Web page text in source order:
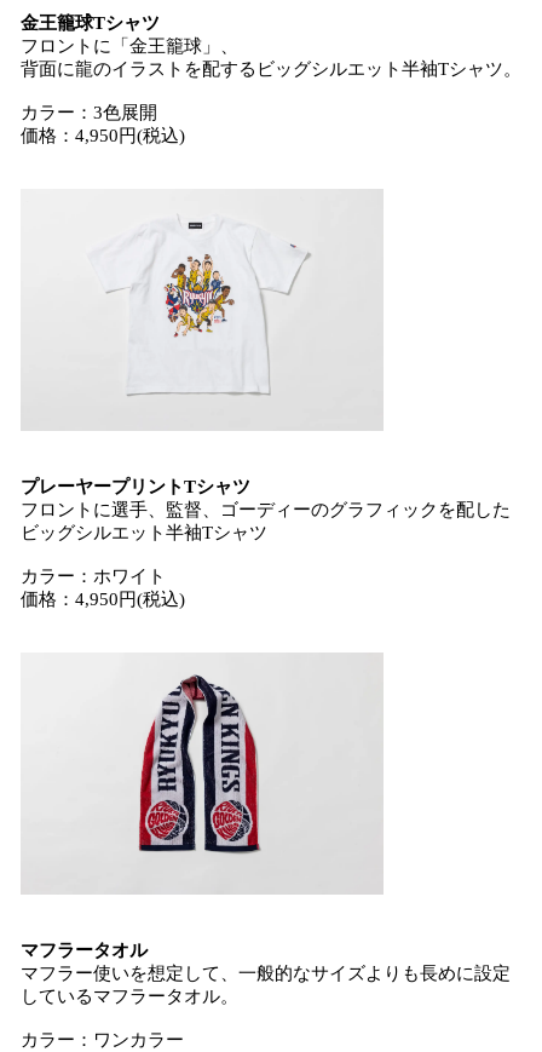
金王籠球Tシャツ
フロントに「金王籠球」、
背面に龍のイラストを配するビッグシルエット半袖Tシャツ。
カラー：3色展開
価格：4,950円(税込)
プレーヤープリントTシャツ
フロントに選手、監督、ゴーディーのグラフィックを配した
ビッグシルエット半袖Tシャツ
カラー：ホワイト
価格：4,950円(税込)
マフラータオル
マフラー使いを想定して、一般的なサイズよりも長めに設定
しているマフラータオル。
カラー：ワンカラー